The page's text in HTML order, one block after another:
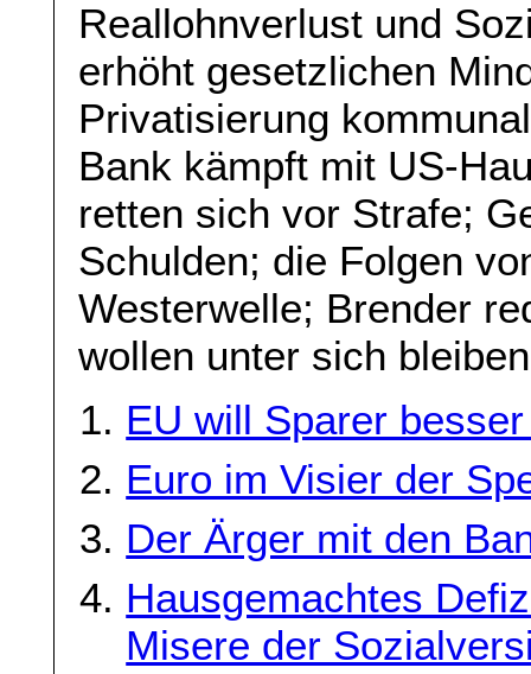
Reallohnverlust und
erhöht gesetzlichen
Privatisierung
Bank kämpft mit US-
retten sich vor Strafe;
Schulden; die Folgen
Westerwelle; Brender
wollen unter sich
EU will Sparer
Euro im Visier der
Der Ärger mit den
Hausgemachtes
Misere der